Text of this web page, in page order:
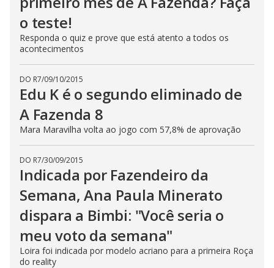
o teste!
Responda o quiz e prove que está atento a todos os
acontecimentos
DO R7/09/10/2015
Edu K é o segundo eliminado de
A Fazenda 8
Mara Maravilha volta ao jogo com 57,8% de aprovação
DO R7/30/09/2015
Indicada por Fazendeiro da
Semana, Ana Paula Minerato
dispara a Bimbi: "Você seria o
meu voto da semana"
Loira foi indicada por modelo acriano para a primeira Roça
do reality